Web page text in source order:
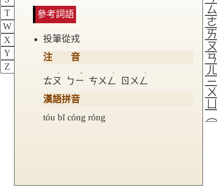
T
W
X
Y
Z
參考詞語
投筆從戎
注 音
ㄊㄡ
ˊ
ㄅㄧ
ˇ
ㄘㄨㄥ
ˊ
ㄖㄨㄥ
ˊ
漢語拼音
tóu bǐ cóng róng